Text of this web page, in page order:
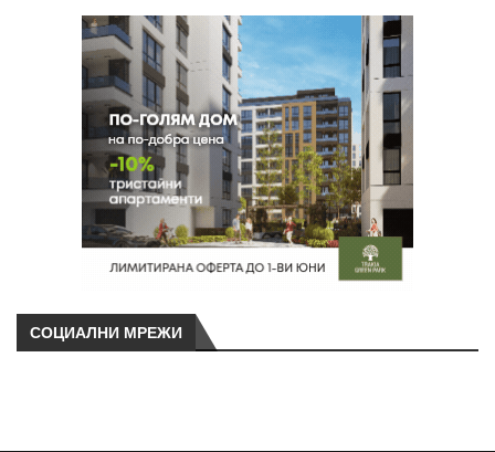
СОЦИАЛНИ МРЕЖИ